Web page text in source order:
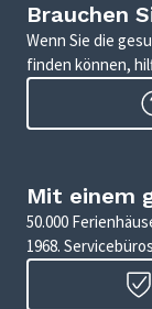
Brauchen
Wenn Sie die
finden können,
Mit einem
50.000
1968.